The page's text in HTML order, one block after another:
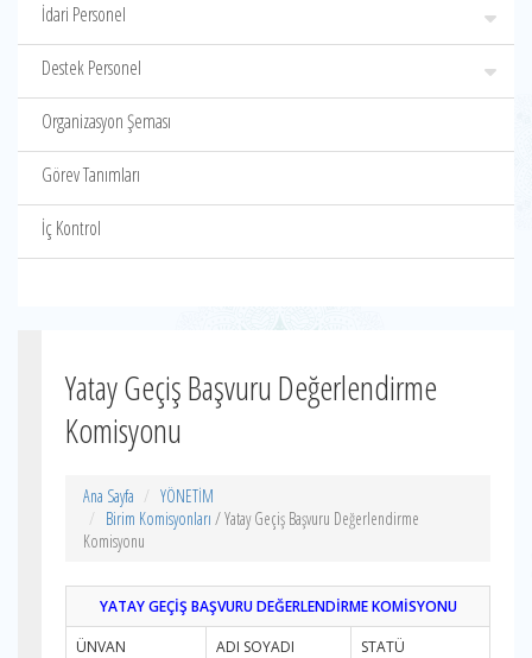
İdari Personel
Destek Personel
Organizasyon Şeması
Görev Tanımları
İç Kontrol
Yatay Geçiş Başvuru Değerlendirme
Komisyonu
Ana Sayfa
YÖNETİM
Birim Komisyonları / Yatay Geçiş Başvuru Değerlendirme
Komisyonu
YATAY GEÇİŞ BAŞVURU DEĞERLENDİRME KOMİSYONU
ÜNVAN
ADI SOYADI
STATÜ